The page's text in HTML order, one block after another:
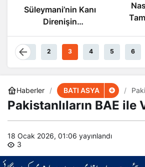
Süleymani’nin Kanı
Direnişin
Akıyor
1 2 3 4 5 6
Haberler BATI ASYA
Pakistanlıların BAE ile
18 Ocak 2026, 01:06
yayınlandı
3